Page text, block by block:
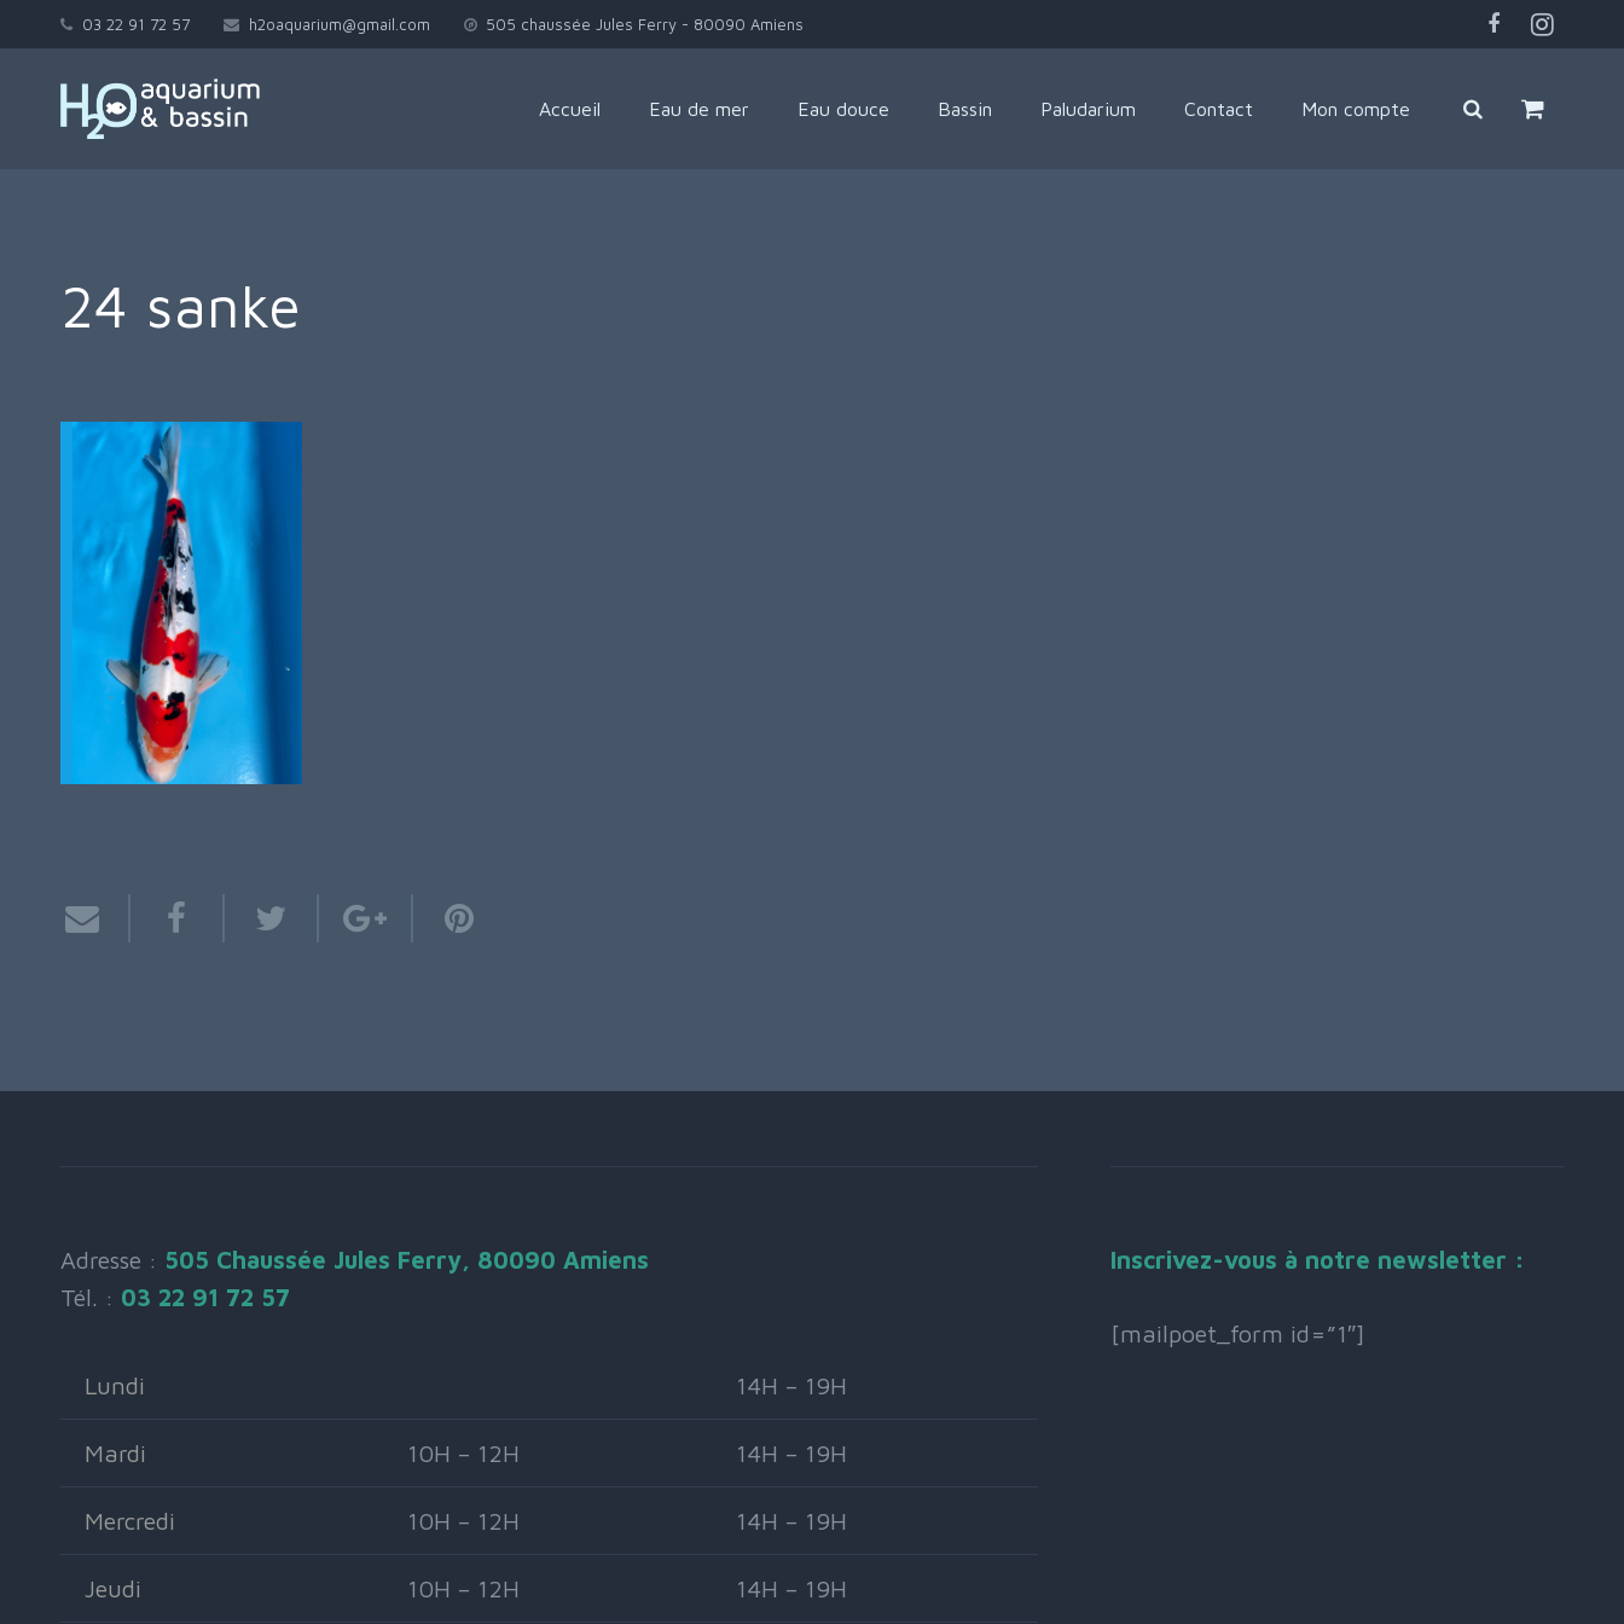
03 22 91 72 57 h2oaquarium@gmail.com 505 chaussée Jules Ferry - 80090 Amiens
Accueil Eau de mer Eau douce Bassin Paludarium Contact Mon compte
24 sanke
Adresse : 505 Chaussée Jules Ferry, 80090 Amiens
Tél. : 03 22 91 72 57
Lundi 14H – 19H
Mardi 10H – 12H 14H – 19H
Mercredi 10H – 12H 14H – 19H
Jeudi 10H – 12H 14H – 19H
Inscrivez-vous à notre newsletter :
[mailpoet_form id=”1″]